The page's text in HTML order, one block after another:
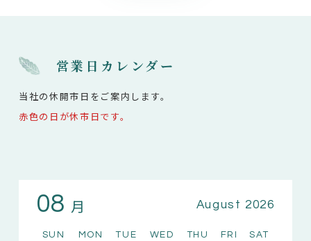
営業日カレンダー
当社の休開市日をご案内します。
赤色の日が休市日です。
08 月 August 2026
SUN MON TUE WED THU FRI SAT